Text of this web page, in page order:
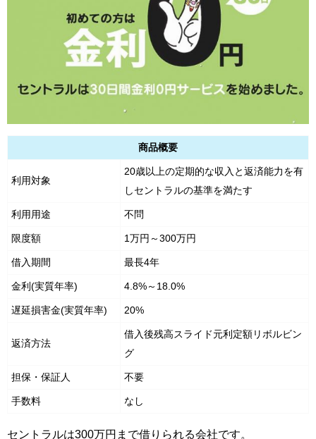
商品概要
利用対象
20歳以上の定期的な収入と返済能力を有
しセントラルの基準を満たす
利用用途 不問
限度額 1万円～300万円
借入期間 最長4年
金利(実質年率) 4.8%～18.0%
遅延損害金(実質年率) 20%
返済方法
借入後残高スライド元利定額リボルビン
グ
担保・保証人 不要
手数料 なし
セントラルは300万円まで借りられる会社です。